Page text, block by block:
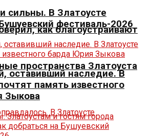
как благоустраивают
пространства Златоуста
сильны. В Златоусте
фестиваль-2026
оставивший наследие. В
память известного
Зыкова